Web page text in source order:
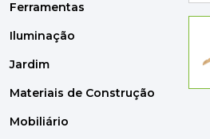
DYRUP
Ferramentas
Iluminação
Jardim
Materiais de Construção
Mobiliário